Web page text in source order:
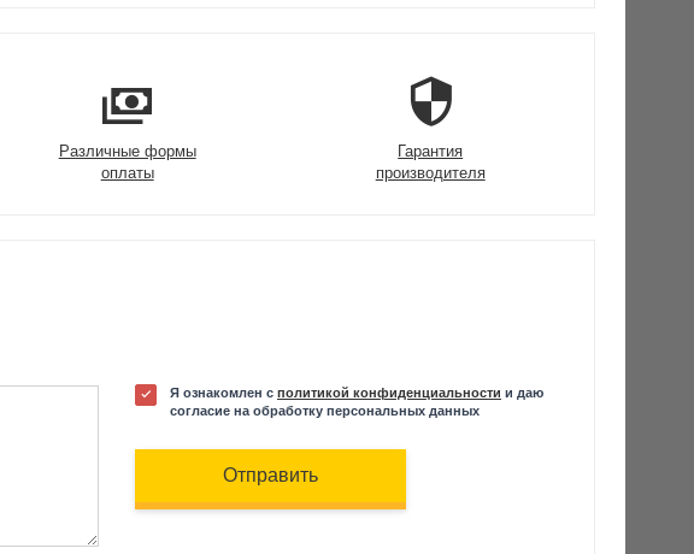
Различные формы
оплаты
Гарантия
производителя
Я ознакомлен с политикой конфиденциальности и даю
согласие на обработку персональных данных
Отправить